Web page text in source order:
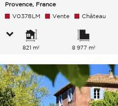
Provence, France
V0378LM Vente Château
821 m² 8 977 m²